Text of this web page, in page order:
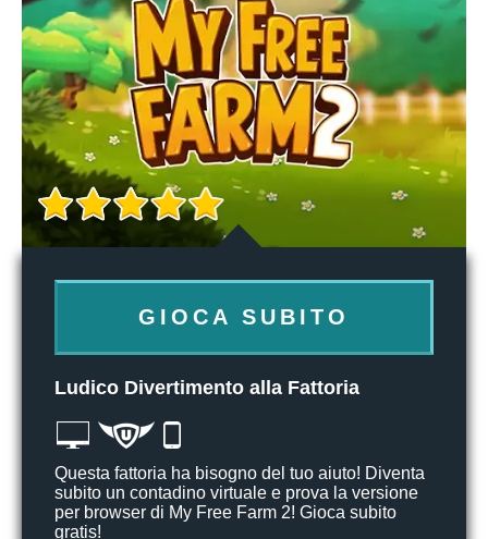
GIOCA SUBITO
Ludico Divertimento alla Fattoria
Questa fattoria ha bisogno del tuo aiuto! Diventa
subito un contadino virtuale e prova la versione
per browser di My Free Farm 2! Gioca subito
gratis!